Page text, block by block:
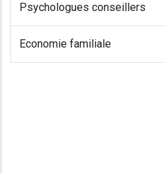
Psychologues conseillers
Economie familiale